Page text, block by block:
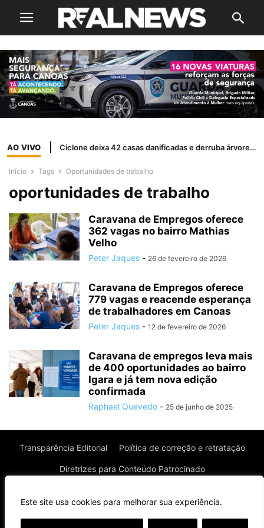
Este site usa cookies para melhorar sua experiência.
AO VIVO Ciclone deixa 42 casas danificadas e derruba árvores em Canoas
Início Tags Oportunidades de trabalho
oportunidades de trabalho
Caravana de Empregos oferece
362 vagas no bairro Mathias
Velho
Peter Jaques - 26 de fevereiro de 2026
Caravana de Empregos oferece
779 vagas e reacende esperança
de trabalhadores em Canoas
Peter Jaques - 12 de fevereiro de 2026
Caravana de empregos leva mais
de 400 oportunidades ao bairro
Igara e já tem nova edição
confirmada
Raphael Quevedo - 25 de junho de 2025
Transparência Editorial Política de correção e retratação
Diretrizes para Conteúdo Patrocinado